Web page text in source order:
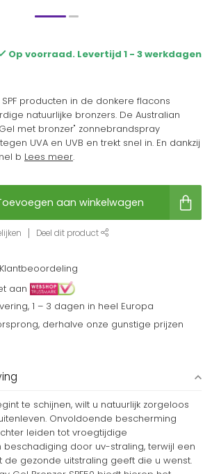
Op voorraad. Levertijd 1 - 3 werkdagen
producten in de donkere flacons
natuurlijke bronzers. De Australian
Gel met bronzer" zonnebrandspray
UVA en UVB en trekt snel in. En dankzij
b Lees meer.
aan winkelwagen
Deel dit product
Klantbeoordeling
aan
1 – 3 dagen in heel Europa
derhalve onze gunstige prijzen
te schijnen, wilt u natuurlijk zorgeloos
Onvoldoende bescherming
leiden tot vroegtijdige
beschadiging door uv-straling, terwijl een
de gezonde uitstraling geeft die u wenst.